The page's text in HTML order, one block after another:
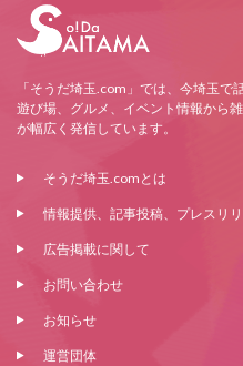
「そうだ埼玉.com」では、今埼玉で
遊び場、グルメ、イベント情報から
が幅広く発信しています。
そうだ埼玉.comとは
情報提供、記事投稿、プレスリ
広告掲載に関して
お問い合わせ
お知らせ
運営団体